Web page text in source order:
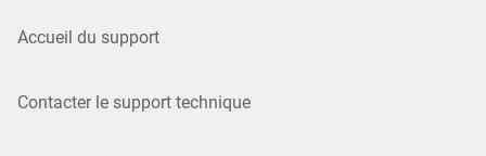
Accueil du support
Contacter le support technique